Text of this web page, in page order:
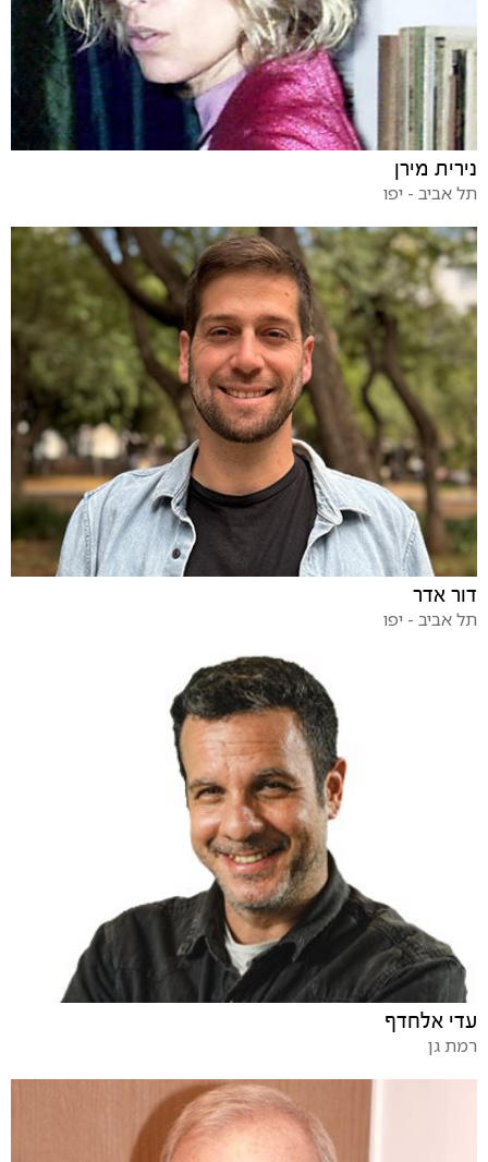
נירית מירן
תל אביב - יפו
דור אדר
תל אביב - יפו
עדי אלחדף
רמת גן